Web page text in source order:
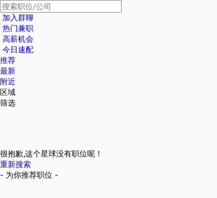
加入群聊
热门兼职
高薪机会
今日速配
推荐
最新
附近
区域
筛选
很抱歉,这个星球没有职位呢！
重新搜索
- 为你推荐职位 -